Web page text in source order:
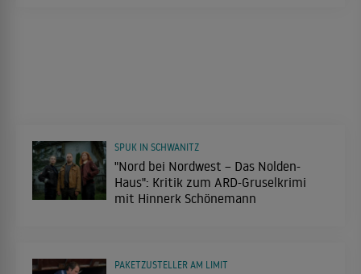
"Nord bei Nordwest – Das Nolden-
Haus": Kritik zum ARD-Gruselkrimi
mit Hinnerk Schönemann
SPUK IN SCHWANITZ
PAKETZUSTELLER AM LIMIT